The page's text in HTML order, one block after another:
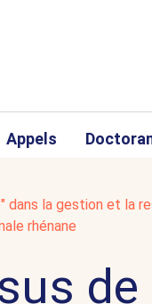
Appels
dans la gestion et la
rhénane
de